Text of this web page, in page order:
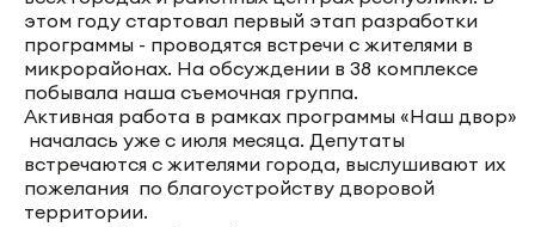
этом году стартовал первый этап разработки
программы - проводятся встречи с жителями в
микрорайонах. На обсуждении в 38 комплексе
побывала наша съемочная группа.
Активная работа в рамках программы «Наш двор»
началась уже с июля месяца. Депутаты
встречаются с жителями города, выслушивают их
пожелания по благоустройству дворовой
территории.